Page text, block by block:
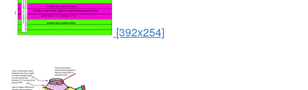
[392x254]